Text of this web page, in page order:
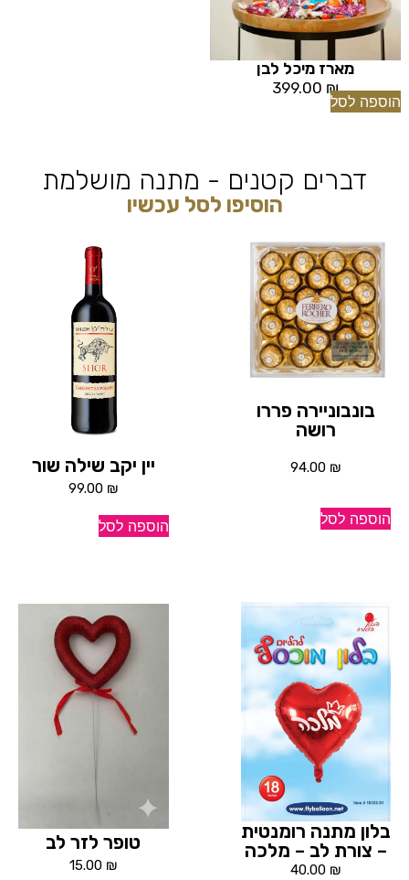
מארז מיכל לבן
399.00 ₪
הוספה לסל
דברים קטנים - מתנה מושלמת
הוסיפו לסל עכשיו
בונבוניירה פררו
רושה
94.00 ₪
הוספה לסל
יין יקב שילה שור
99.00 ₪
הוספה לסל
בלון מתנה רומנטית
– צורת לב – מלכה
40.00 ₪
טופר לזר לב
15.00 ₪